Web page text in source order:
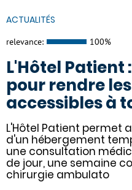
ACTUALITÉS
relevance: 100%
L'Hôtel Patient
pour rendre
accessibles à
L'Hôtel Patient permet
d'un hébergement
une consultation
de jour, une semaine
chirurgie ambulato